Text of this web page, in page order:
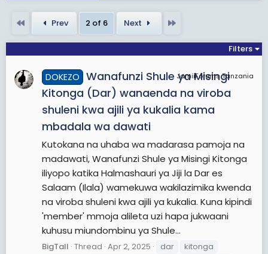
Prev 2 of 6 Next
Filters
JamiiForums Tanzania
DOKEZO
Wanafunzi Shule ya Misingi
Kitonga (Dar) wanaenda na viroba
shuleni kwa ajili ya kukalia kama
mbadala wa dawati
Kutokana na uhaba wa madarasa pamoja na
madawati, Wanafunzi Shule ya Misingi Kitonga
iliyopo katika Halmashauri ya Jiji la Dar es
Salaam (Ilala) wamekuwa wakilazimika kwenda
na viroba shuleni kwa ajili ya kukalia. Kuna kipindi
'member' mmoja alileta uzi hapa jukwaani
kuhusu miundombinu ya Shule...
BigTall Thread Apr 2, 2025 dar
kitonga